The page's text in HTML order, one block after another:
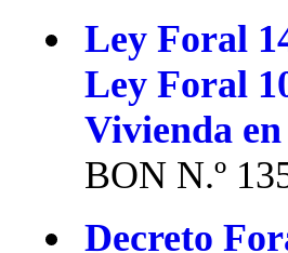
Ley Foral
Ley Foral
Vivienda
BON N.º
Decreto